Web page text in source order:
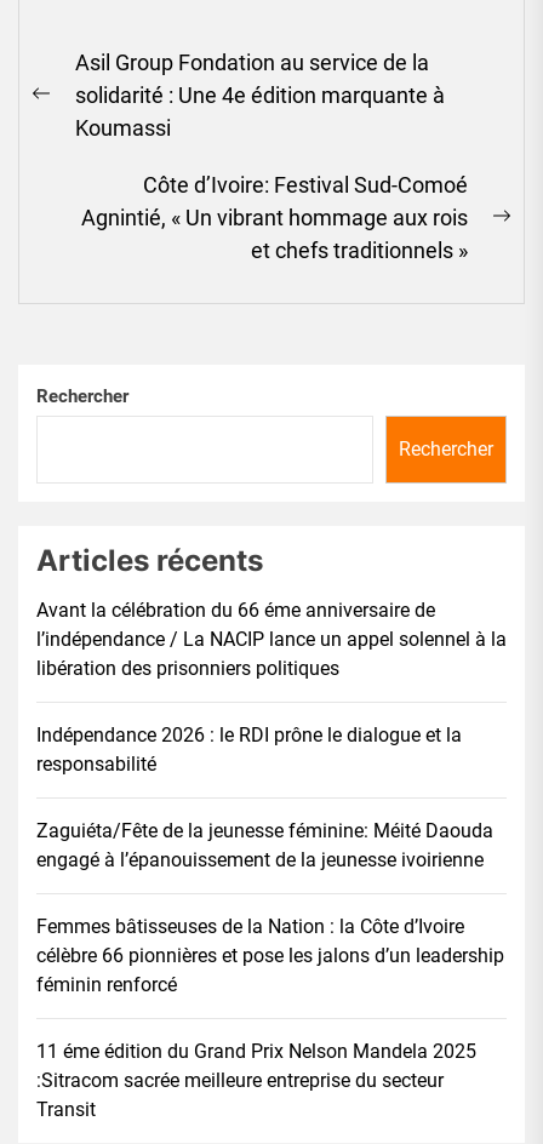
de
l’article
Previous
post:
Asil Group Fondation au service de la
solidarité : Une 4e édition marquante à
Koumassi
Côte d’Ivoire: Festival Sud-Comoé
Agnintié, « Un vibrant hommage aux rois
et chefs traditionnels »
Rechercher
Rechercher
Articles récents
Avant la célébration du 66 éme anniversaire de
l’indépendance / La NACIP lance un appel solennel à la
libération des prisonniers politiques
Indépendance 2026 : le RDI prône le dialogue et la
responsabilité
Zaguiéta/Fête de la jeunesse féminine: Méité Daouda
engagé à l’épanouissement de la jeunesse ivoirienne
Femmes bâtisseuses de la Nation : la Côte d’Ivoire
célèbre 66 pionnières et pose les jalons d’un leadership
féminin renforcé
11 éme édition du Grand Prix Nelson Mandela 2025
:Sitracom sacrée meilleure entreprise du secteur
Transit